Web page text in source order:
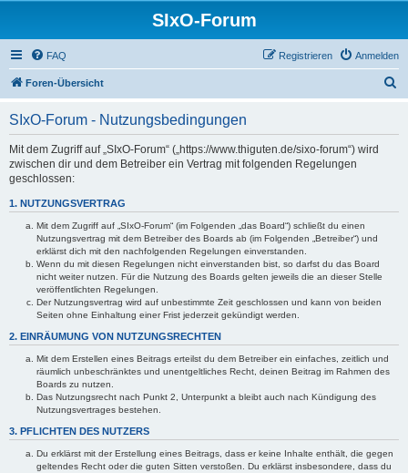
SIxO-Forum
FAQ Anmelden
Registrieren
Foren-Übersicht
SIxO-Forum - Nutzungsbedingungen
Mit dem Zugriff auf „SIxO-Forum“ („https://www.thiguten.de/sixo-forum“) wird
zwischen dir und dem Betreiber ein Vertrag mit folgenden Regelungen
geschlossen:
1. NUTZUNGSVERTRAG
Mit dem Zugriff auf „SIxO-Forum“ (im Folgenden „das Board“) schließt du einen
Nutzungsvertrag mit dem Betreiber des Boards ab (im Folgenden „Betreiber“) und
erklärst dich mit den nachfolgenden Regelungen einverstanden.
Wenn du mit diesen Regelungen nicht einverstanden bist, so darfst du das Board
nicht weiter nutzen. Für die Nutzung des Boards gelten jeweils die an dieser Stelle
veröffentlichten Regelungen.
Der Nutzungsvertrag wird auf unbestimmte Zeit geschlossen und kann von beiden
Seiten ohne Einhaltung einer Frist jederzeit gekündigt werden.
2. EINRÄUMUNG VON NUTZUNGSRECHTEN
Mit dem Erstellen eines Beitrags erteilst du dem Betreiber ein einfaches, zeitlich und
räumlich unbeschränktes und unentgeltliches Recht, deinen Beitrag im Rahmen des
Boards zu nutzen.
Das Nutzungsrecht nach Punkt 2, Unterpunkt a bleibt auch nach Kündigung des
Nutzungsvertrages bestehen.
3. PFLICHTEN DES NUTZERS
Du erklärst mit der Erstellung eines Beitrags, dass er keine Inhalte enthält, die gegen
geltendes Recht oder die guten Sitten verstoßen. Du erklärst insbesondere, dass du